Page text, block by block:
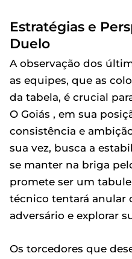
Estratégias e
Duelo
A observação dos
as equipes, que as
da tabela, é crucial
O Goiás , em sua
consistência e
sua vez, busca a
se manter na briga
promete ser um
técnico tentará anular
adversário e explorar
Os torcedores que